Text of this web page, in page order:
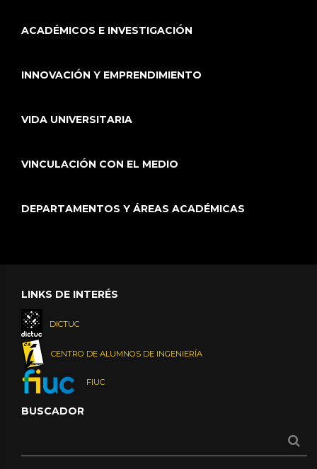
ACADÉMICOS E INVESTIGACIÓN
INNOVACIÓN Y EMPRENDIMIENTO
VIDA UNIVERSITARIA
VINCULACIÓN CON EL MEDIO
DEPARTAMENTOS Y ÁREAS ACADÉMICAS
LINKS DE INTERÉS
DICTUC
CENTRO DE ALUMNOS DE INGENIERÍA
FIUC
BUSCADOR